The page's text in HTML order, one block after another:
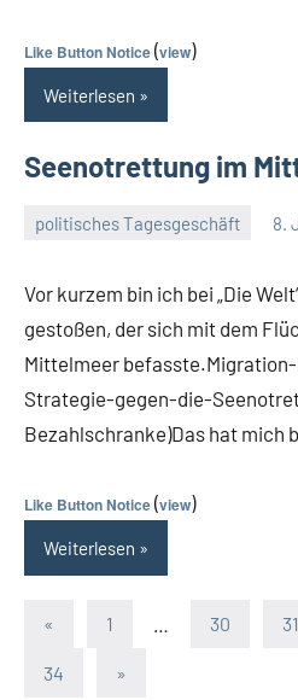
Like Button Notice(view)
Weiterlesen
Seenotrettung im
politisches Tagesgeschäft 8.
Guetti
Ein
Vor kurzem bin ich bei „Die
gestoßen, der sich mit dem
Mittelmeer
Strategie-gegen-die-
Bezahlschranke)Das hat mich
Like Button Notice(view)
Weiterlesen
der
« Vorherige
1 30 31
34
Nächste
»